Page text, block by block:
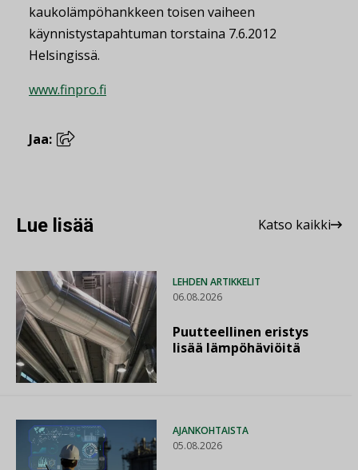
kaukolämpöhankkeen toisen vaiheen
käynnistystapahtuman torstaina 7.6.2012
Helsingissä.
www.finpro.fi
Jaa:
Lue lisää Katso kaikki
LEHDEN ARTIKKELIT
06.08.2026
Puutteellinen eristys
lisää lämpöhäviöitä
AJANKOHTAISTA
05.08.2026